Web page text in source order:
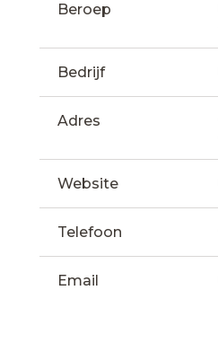
Beroep
Bedrijf
Adres
Website
Telefoon
Email